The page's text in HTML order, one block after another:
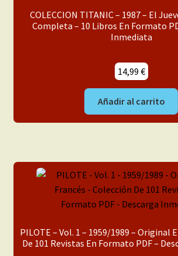
COLECCION TITANIC – 1987 – El
Completa – 10 Libros En Formato
Inmediata
14,99 €
Añadir al carrito
PILOTE – Vol. 1 – 1959/1989 – Original
De 101 Revistas En Formato PDF –